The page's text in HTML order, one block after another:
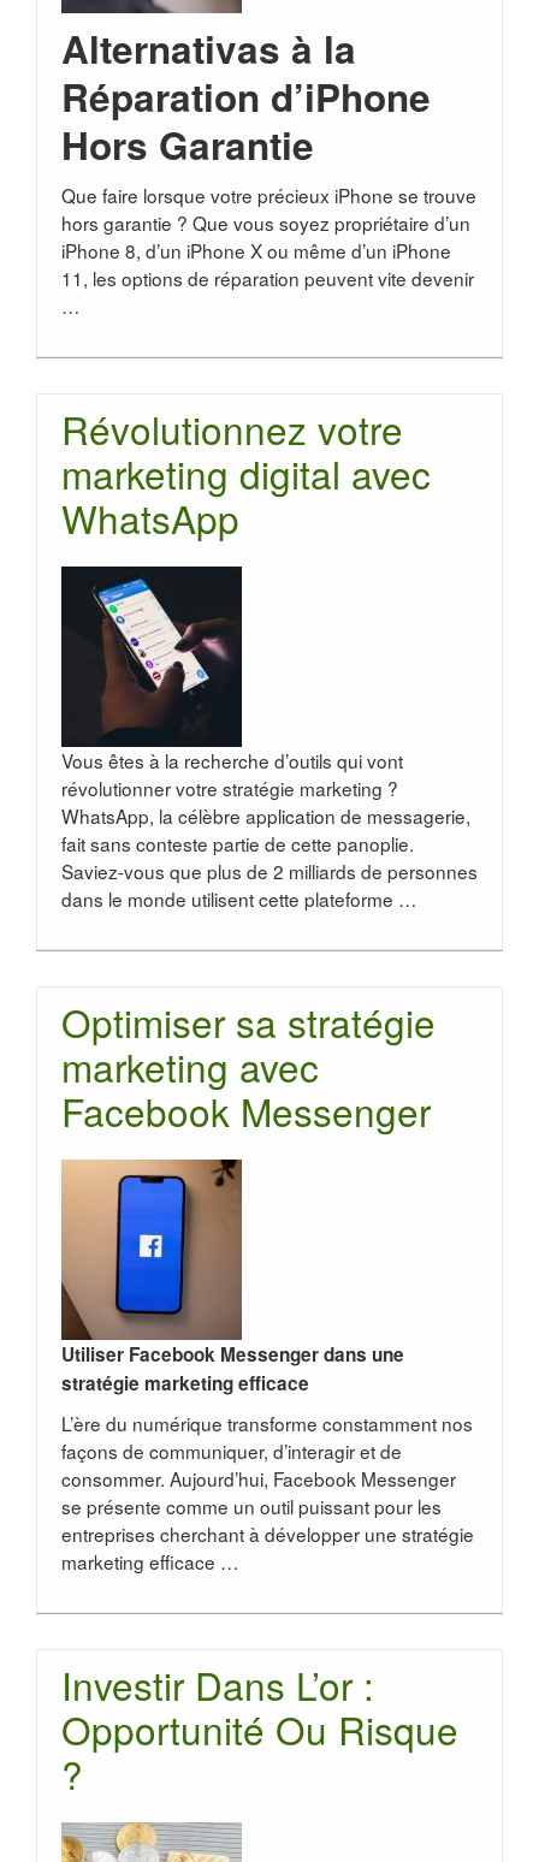
Alternativas à la
Réparation d’iPhone
Hors Garantie
Que faire lorsque votre précieux iPhone se trouve
hors garantie ? Que vous soyez propriétaire d’un
iPhone 8, d’un iPhone X ou même d’un iPhone
11, les options de réparation peuvent vite devenir
…
Révolutionnez votre
marketing digital avec
WhatsApp
Vous êtes à la recherche d’outils qui vont
révolutionner votre stratégie marketing ?
WhatsApp, la célèbre application de messagerie,
fait sans conteste partie de cette panoplie.
Saviez-vous que plus de 2 milliards de personnes
dans le monde utilisent cette plateforme …
Optimiser sa stratégie
marketing avec
Facebook Messenger
Utiliser Facebook Messenger dans une
stratégie marketing efficace
L’ère du numérique transforme constamment nos
façons de communiquer, d’interagir et de
consommer. Aujourd’hui, Facebook Messenger
se présente comme un outil puissant pour les
entreprises cherchant à développer une stratégie
marketing efficace …
Investir Dans L’or :
Opportunité Ou Risque
?